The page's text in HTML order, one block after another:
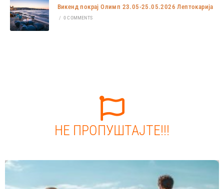
Викенд покрај Олимп 23.05-25.05.2026 Лептокарија
/ 0 COMMENTS
НЕ ПРОПУШТАЈТЕ!!!